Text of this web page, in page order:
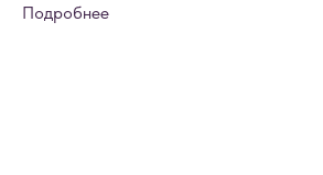
Подробнее